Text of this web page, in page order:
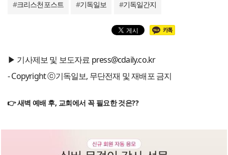
#크리스천포스트 #기독일보 #기독일간지
▶ 기사제보 및 보도자료 press@cdaily.co.kr
- Copyright ⓒ기독일보, 무단전재 및 재배포 금지
👉 새벽 예배 후, 교회에서 꼭 필요한 것은??